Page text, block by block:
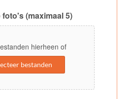
(maximaal 5)
hierheen of
bestanden